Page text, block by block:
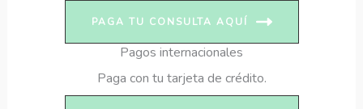
PAGA TU CONSULTA AQUÍ
Pagos internacionales
Paga con tu tarjeta de crédito.